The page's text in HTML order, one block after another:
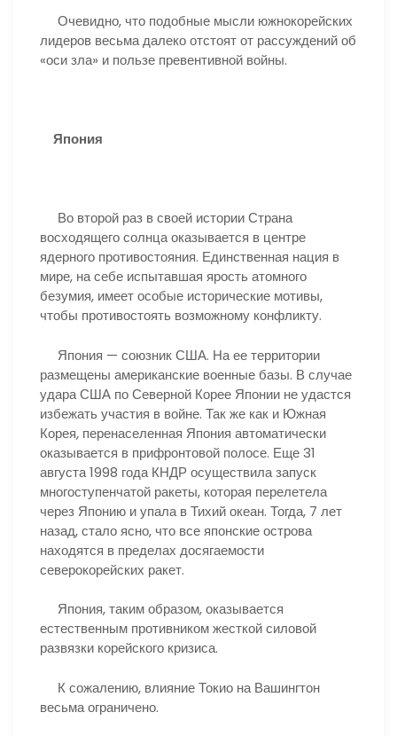
Очевидно, что подобные мысли южнокорейских
лидеров весьма далеко отстоят от рассуждений об
«оси зла» и пользе превентивной войны.
Япония
Во второй раз в своей истории Страна
восходящего солнца оказывается в центре
ядерного противостояния. Единственная нация в
мире, на себе испытавшая ярость атомного
безумия, имеет особые исторические мотивы,
чтобы противостоять возможному конфликту.
Япония — союзник США. На ее территории
размещены американские военные базы. В случае
удара США по Северной Корее Японии не удастся
избежать участия в войне. Так же как и Южная
Корея, перенаселенная Япония автоматически
оказывается в прифронтовой полосе. Еще 31
августа 1998 года КНДР осуществила запуск
многоступенчатой ракеты, которая перелетела
через Японию и упала в Тихий океан. Тогда, 7 лет
назад, стало ясно, что все японские острова
находятся в пределах досягаемости
северокорейских ракет.
Япония, таким образом, оказывается
естественным противником жесткой силовой
развязки корейского кризиса.
К сожалению, влияние Токио на Вашингтон
весьма ограничено.